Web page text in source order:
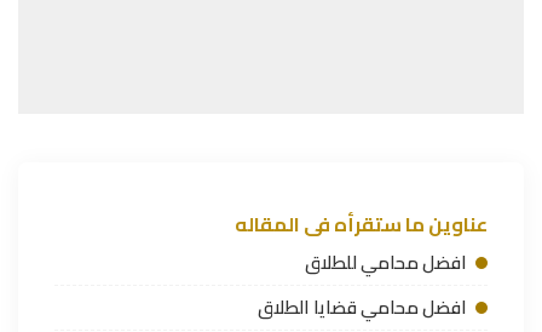
عناوين ما ستقرأه فى المقاله
افضل محامي للطلاق
افضل محامي قضايا الطلاق